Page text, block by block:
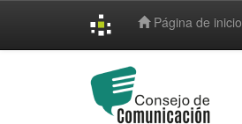
Página de inicio